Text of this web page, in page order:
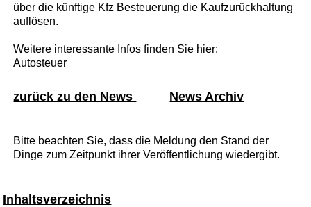
über die künftige Kfz Besteuerung die Kaufzurückhaltung
auflösen.
Weitere interessante Infos finden Sie hier:
Autosteuer
zurück zu den News News Archiv
Bitte beachten Sie, dass die Meldung den Stand der
Dinge zum Zeitpunkt ihrer Veröffentlichung wiedergibt.
Inhaltsverzeichnis